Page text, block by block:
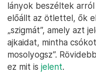
lányok beszéltek
előállt az ötlettel, ők
„szigmát”, amely azt
ajkaidat, mintha
mosolyogsz”.
ez mit is jelent.